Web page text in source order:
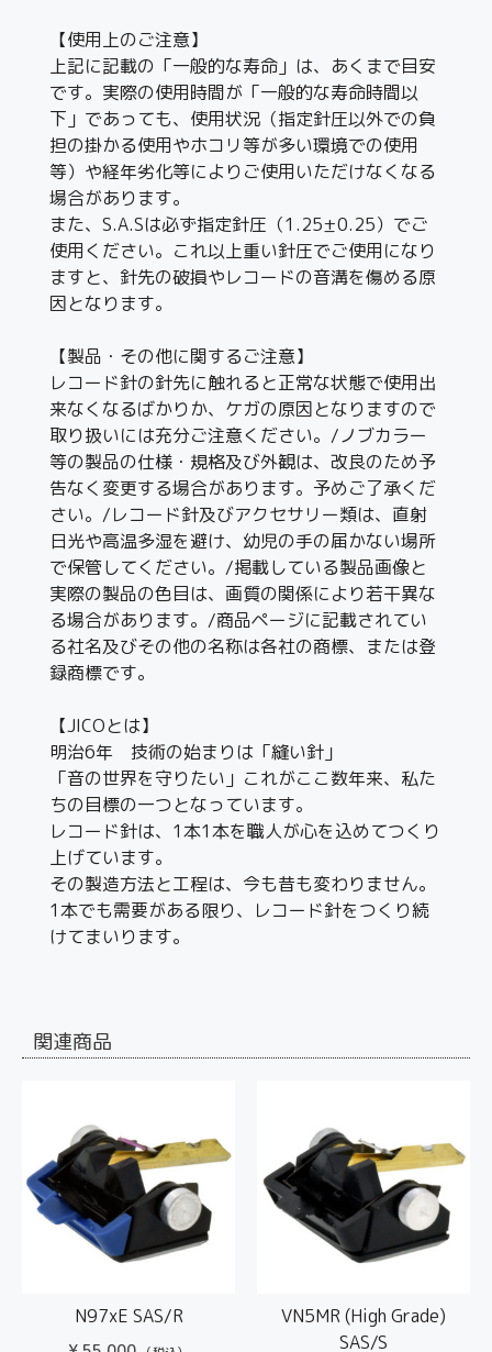
【使用上のご注意】
上記に記載の「一般的な寿命」は、あくまで目安
です。実際の使用時間が「一般的な寿命時間以
下」であっても、使用状況（指定針圧以外での負
担の掛かる使用やホコリ等が多い環境での使用
等）や経年劣化等によりご使用いただけなくなる
場合があります。
また、S.A.Sは必ず指定針圧（1.25±0.25）でご
使用ください。これ以上重い針圧でご使用になり
ますと、針先の破損やレコードの音溝を傷める原
因となります。
【製品・その他に関するご注意】
レコード針の針先に触れると正常な状態で使用出
来なくなるばかりか、ケガの原因となりますので
取り扱いには充分ご注意ください。/ノブカラー
等の製品の仕様・規格及び外観は、改良のため予
告なく変更する場合があります。予めご了承くだ
さい。/レコード針及びアクセサリー類は、直射
日光や高温多湿を避け、幼児の手の届かない場所
で保管してください。/掲載している製品画像と
実際の製品の色目は、画質の関係により若干異な
る場合があります。/商品ページに記載されてい
る社名及びその他の名称は各社の商標、または登
録商標です。
【JICOとは】
明治6年 技術の始まりは「縫い針」
「音の世界を守りたい」これがここ数年来、私た
ちの目標の一つとなっています。
レコード針は、1本1本を職人が心を込めてつくり
上げています。
その製造方法と工程は、今も昔も変わりません。
1本でも需要がある限り、レコード針をつくり続
けてまいります。
関連商品
N97xE SAS/R
VN5MR (High Grade)
SAS/S